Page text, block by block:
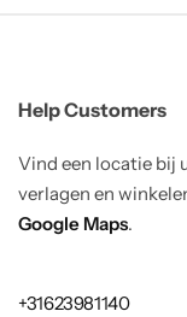
Help Customers
Vind een locatie bij
verlagen en
Google Maps.
+31623981140